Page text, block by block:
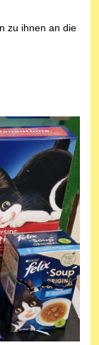
zu ihnen an die